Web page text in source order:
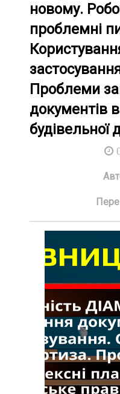
новому.
проблемні
Проблеми
документів
будівельної